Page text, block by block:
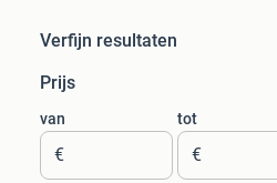
Verfijn resultaten
Prijs
van
€
tot
€